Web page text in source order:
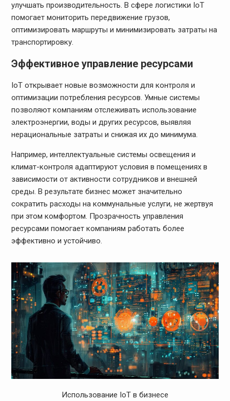
улучшать производительность. В сфере логистики IoT
помогает мониторить передвижение грузов,
оптимизировать маршруты и минимизировать затраты на
транспортировку.
Эффективное управление ресурсами
IoT открывает новые возможности для контроля и
оптимизации потребления ресурсов. Умные системы
позволяют компаниям отслеживать использование
электроэнергии, воды и других ресурсов, выявляя
нерациональные затраты и снижая их до минимума.
Например, интеллектуальные системы освещения и
климат-контроля адаптируют условия в помещениях в
зависимости от активности сотрудников и внешней
среды. В результате бизнес может значительно
сократить расходы на коммунальные услуги, не жертвуя
при этом комфортом. Прозрачность управления
ресурсами помогает компаниям работать более
эффективно и устойчиво.
Использование IoT в бизнесе